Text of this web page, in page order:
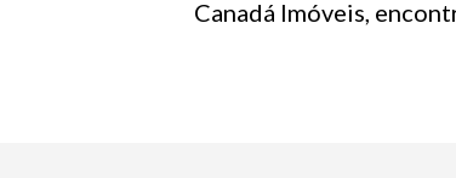
Canadá Imóveis,